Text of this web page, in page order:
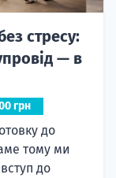
стресу:
— в
грн
до
тому ми
до